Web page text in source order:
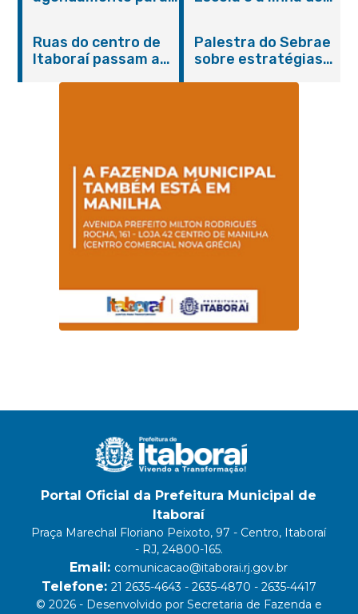
promovem
conscientização
sobre hanseníase
Ruas do centro de
Itaboraí passam a
Palestra do Sebrae
sobre estratégias
Portal Oficial da Prefeitura Municipal de
Itaboraí
Praça Marechal Floriano Peixoto, 97 - Centro, Itaboraí
- RJ, 24800-165.
Email: comunicacao@itaborai.rj.gov.br
Telefone: 21 2635-4643 - 2635-4870 - 2635-4417
© 2026 - Desenvolvido por Secretaria de Fazenda e